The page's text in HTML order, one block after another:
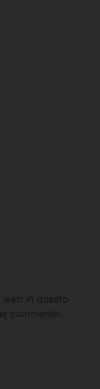
in questo
commento.